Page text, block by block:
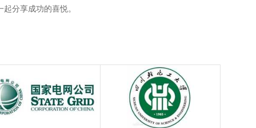
分享成功的喜悦。